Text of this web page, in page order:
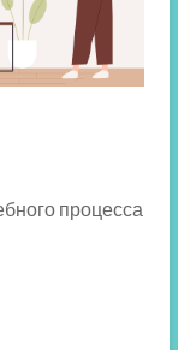
процесса